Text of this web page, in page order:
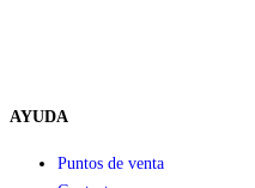
AYUDA
Puntos de venta